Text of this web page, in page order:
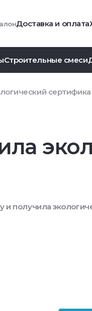
Доставка и оплата
Строительные смеси
получила